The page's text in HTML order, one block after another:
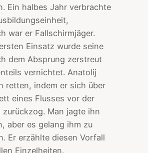
Ein halbes Jahr verbrachte
war er Fallschirmjäger.
Einsatz wurde seine
dem Absprung zerstreut
vernichtet. Anatolij
retten, indem er sich über
eines Flusses vor der
Man jagte ihn
aber es gelang ihm zu
Er erzählte diesen Vorfall
Einzelheiten.